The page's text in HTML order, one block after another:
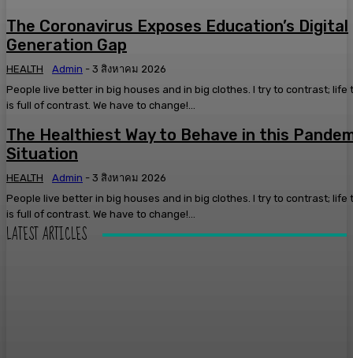
The Coronavirus Exposes Education’s Digital
Generation Gap
HEALTH Admin - 3 สิงหาคม 2026
People live better in big houses and in big clothes. I try to contrast; life
is full of contrast. We have to change!...
The Healthiest Way to Behave in this
Situation
HEALTH Admin - 3 สิงหาคม 2026
People live better in big houses and in big clothes. I try to contrast; life
is full of contrast. We have to change!...
LATEST ARTICLES